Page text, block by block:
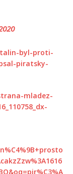
byl-proti-
piratsky-
mladez-